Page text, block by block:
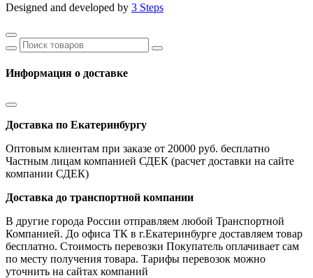
Designed and developed by 3 Steps
Информация о доставке
Доставка по Екатеринбургу
Оптовым клиентам при заказе от 20000 руб. бесплатно
Частным лицам компанией СДЕК (расчет доставки на сайте
компании СДЕК)
Доставка до транспортной компании
В другие города России отправляем любой Транспортной
Компанией. До офиса ТК в г.Екатеринбурге доставляем товар
бесплатно. Стоимость перевозки Покупатель оплачивает сам
по месту получения товара. Тарифы перевозок можно
уточнить на сайтах компаний